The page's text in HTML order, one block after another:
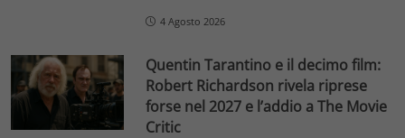
4 Agosto 2026
Quentin Tarantino e il decimo film:
Robert Richardson rivela riprese
forse nel 2027 e l’addio a The Movie
Critic